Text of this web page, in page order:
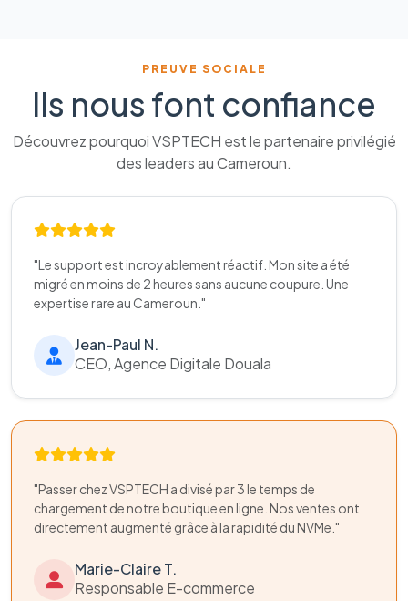
PREUVE SOCIALE
Ils nous font confiance
Découvrez pourquoi VSPTECH est le partenaire privilégié
des leaders au Cameroun.
"Le support est incroyablement réactif. Mon site a été
migré en moins de 2 heures sans aucune coupure. Une
expertise rare au Cameroun."
Jean-Paul N.
CEO, Agence Digitale Douala
"Passer chez VSPTECH a divisé par 3 le temps de
chargement de notre boutique en ligne. Nos ventes ont
directement augmenté grâce à la rapidité du NVMe."
Marie-Claire T.
Responsable E-commerce